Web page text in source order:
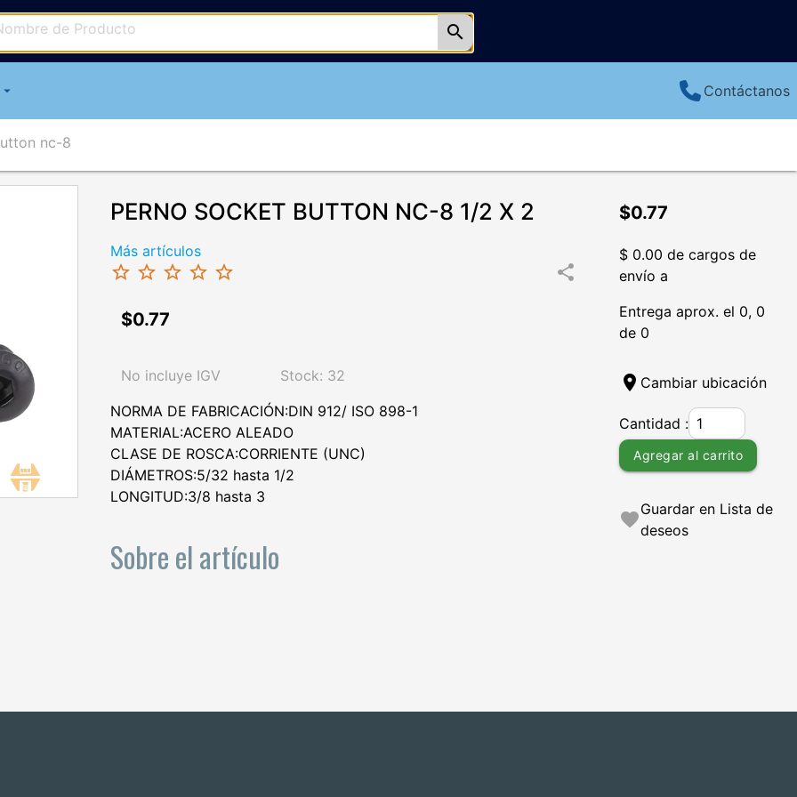
search
arrow_drop_down Contáctanos
nc-8
chevron_right
PERNO SOCKET BUTTON NC-8 1/2 X 2
Más artículos
star_border star_border star_border star_border star_border share
$0.77
No incluye IGV
Stock: 32
NORMA DE FABRICACIÓN:DIN 912/ ISO 898-1
MATERIAL:ACERO ALEADO
CLASE DE ROSCA:CORRIENTE (UNC)
DIÁMETROS:5/32 hasta 1/2
LONGITUD:3/8 hasta 3
Sobre el artículo
$0.77
$ 0.00 de cargos de
envío a
Entrega aprox. el 0, 0
de 0
location_on Cambiar ubicación
Cantidad :
Agregar al carrito
favoriteGuardar en Lista de
deseos